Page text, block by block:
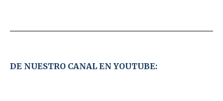
DE NUESTRO CANAL EN YOUTUBE: